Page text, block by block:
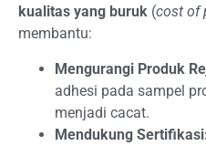
kualitas yang buruk (cost of
membantu:
Mengurangi Produk
adhesi pada sampel
menjadi cacat.
Mendukung